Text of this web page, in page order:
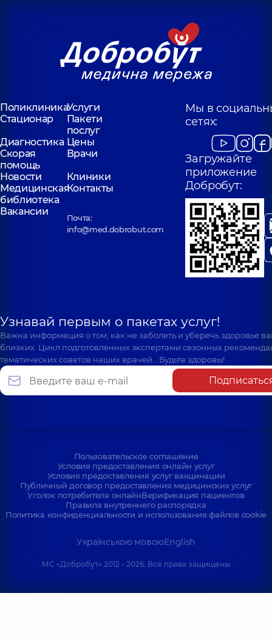
ПоликлиникаУслуги
Стационар
Пакети
послуг
Диагностика Цены
Скорая
помощь
Врачи
Новости
Клиники
Медицинская
библиотека
Контакты
Вакансии
Почта:
info@med.dobrobut.com
Мы в
сетях:
Загружайте
приложение
Добробут:
Узнавай первым о пакетах услуг!
Важна информация о том, как не заболеть и уберечь здоровье
близких. Цикл подготовленных экспертами сезонных
тематических советов наших врачей… Будьте здоровы!
Пользовательское соглашение
Условия предоставления онлайн услуг
Условия предоставления услуг вакцинации
Публичный договор предоставления медицинских услуг
Уголок потребителя онлайнВерификация пациентов
Правила внутреннего распорядка
Политика конфиденциальности и использования файлов cookie
Українською мовоюEnglish
МС «Добробут» 2012 - 2026. Все права защищены